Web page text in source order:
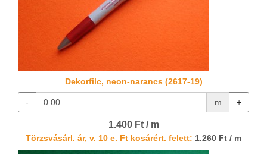
Dekorfilc, neon-narancs (2617-19)
- m +
1.400 Ft / m
Törzsvásárl. ár, v. 10 e. Ft kosárért. felett: 1.260 Ft / m